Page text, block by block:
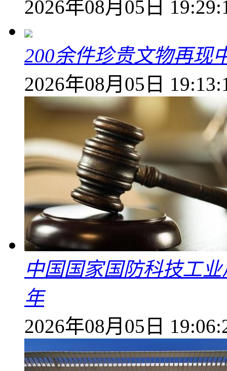
2026年08月05日
200余件珍贵文物再现
2026年08月05日
中国国家国防科技工
年
2026年08月05日